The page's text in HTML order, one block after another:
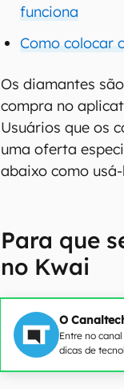
funciona
Como colocar
Os diamantes
compra no
Usuários que os
uma oferta
abaixo como
Para que
no Kwai
O
Entre no
dicas de